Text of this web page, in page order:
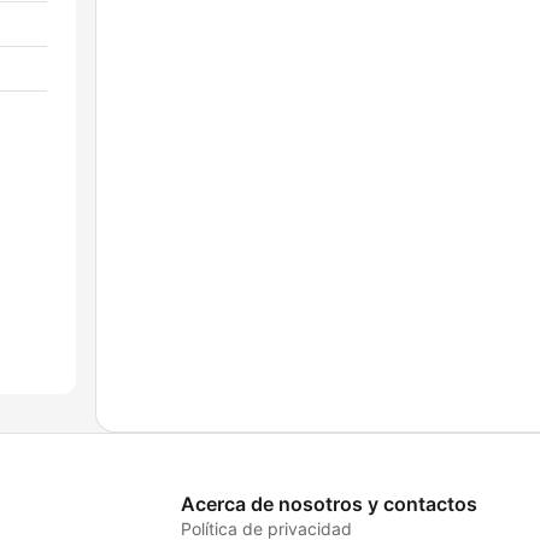
Acerca de nosotros y contactos
Política de privacidad